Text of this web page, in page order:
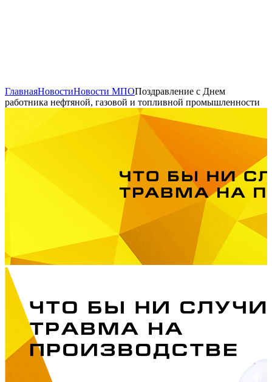
ГлавнаяНовостиНовости МПОПоздравление с Днем
работника нефтяной, газовой и топливной промышленности